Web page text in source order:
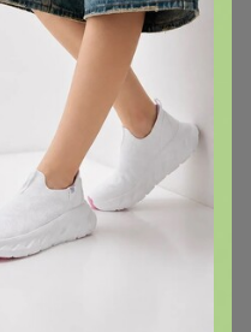
11,4р
Карандаш 3 мл